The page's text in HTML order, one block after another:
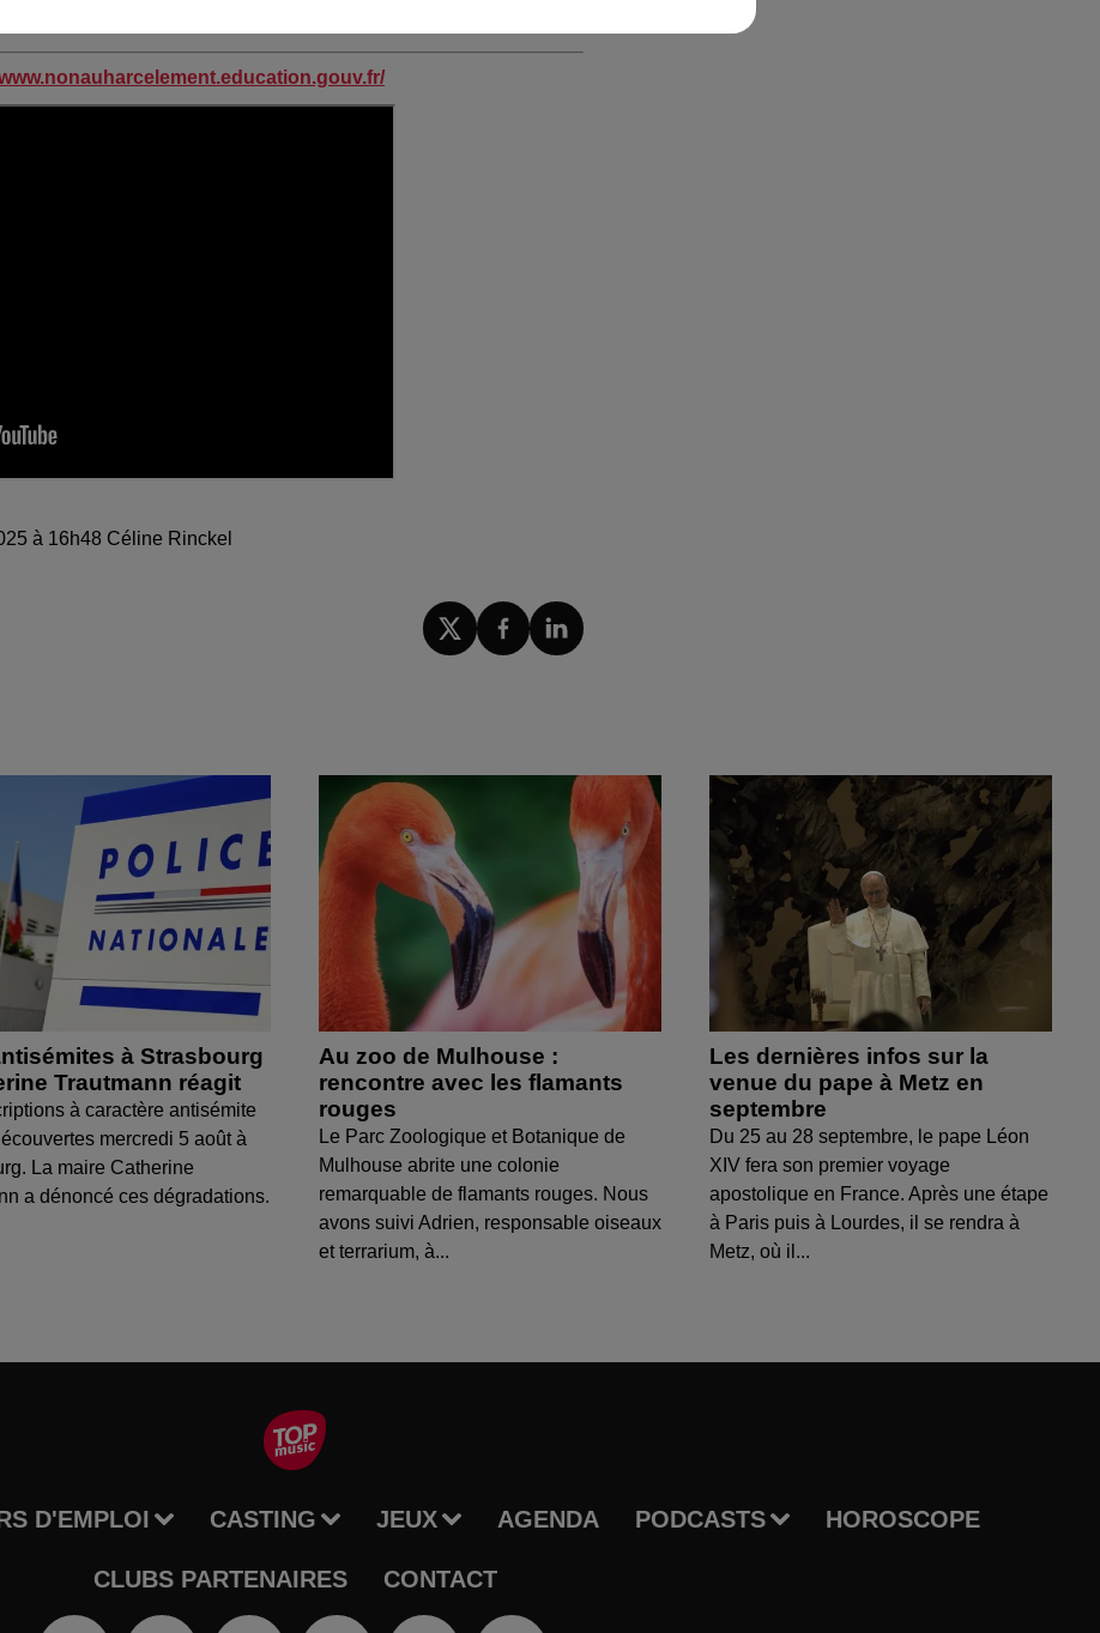
à 16h48 Céline Rinckel
à Strasbourg
Trautmann réagit
à caractère antisémite
mercredi 5 août à
La maire Catherine
a dénoncé ces dégradations.
Au zoo de Mulhouse :
rencontre avec les flamants
rouges
Le Parc Zoologique et Botanique de
Mulhouse abrite une colonie
remarquable de flamants rouges. Nous
avons suivi Adrien, responsable oiseaux
et terrarium, à...
Les dernières infos sur la
venue du pape à Metz en
septembre
Du 25 au 28 septembre, le pape Léon
XIV fera son premier voyage
apostolique en France. Après une étape
à Paris puis à Lourdes, il se rendra à
Metz, où il...
D'EMPLOI CASTING JEUX AGENDA PODCASTS HOROSCOPE
CLUBS PARTENAIRES CONTACT